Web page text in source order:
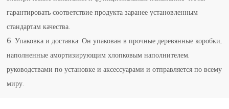
гарантировать соответствие продукта заранее установленным
стандартам качества.
6. Упаковка и доставка: Он упакован в прочные деревянные коробки,
наполненные амортизирующим хлопковым наполнителем,
руководствами по установке и аксессуарами и отправляется по всему
миру.